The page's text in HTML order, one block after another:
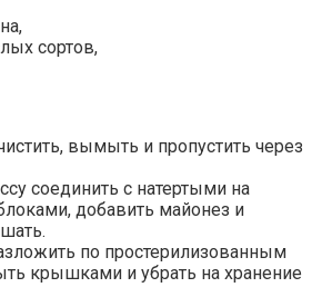
сортов,
вымыть и пропустить через
соединить с натертыми на
добавить майонез и
по простерилизованным
крышками и убрать на хранение